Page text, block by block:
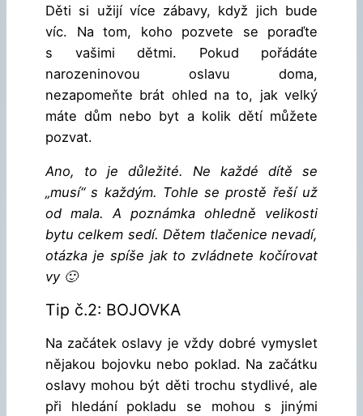
Děti si užijí více zábavy, když jich bude
víc. Na tom, koho pozvete se poraďte
s vašimi dětmi. Pokud pořádáte
narozeninovou oslavu doma,
nezapomeňte brát ohled na to, jak velký
máte dům nebo byt a kolik dětí můžete
pozvat.
Ano, to je důležité. Ne každé dítě se
„musí“ s každým. Tohle se prostě řeší už
od mala. A poznámka ohledně velikosti
bytu celkem sedí. Dětem tlačenice nevadí,
otázka je spíše jak to zvládnete kočírovat
vy 🙂
Tip č.2: BOJOVKA
Na začátek oslavy je vždy dobré vymyslet
nějakou bojovku nebo poklad. Na začátku
oslavy mohou být děti trochu stydlivé, ale
při hledání pokladu se mohou s jinými